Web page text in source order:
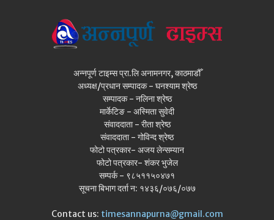
अन्नपूर्ण टाइम्स प्रा.लि अनामनगर, काठमाडौँ
अध्यक्ष/प्रधान सम्पादक - घनश्याम श्रेष्ठ
सम्पादक - नलिना श्रेष्ठ
मार्केटिङ - अस्मिता सुवेदी
संवाददाता - रीता श्रेष्ठ
संवाददाता - गोविन्द श्रेष्ठ
फोटो पत्रकार- अजय लेन्सम्यान
फोटो पत्रकार- शंकर भुजेल
सम्पर्क - ९८५११५०४७१
सूचना बिभाग दर्ता न: १४३६/०७६/०७७
Contact us: timesannapurna@gmail.com